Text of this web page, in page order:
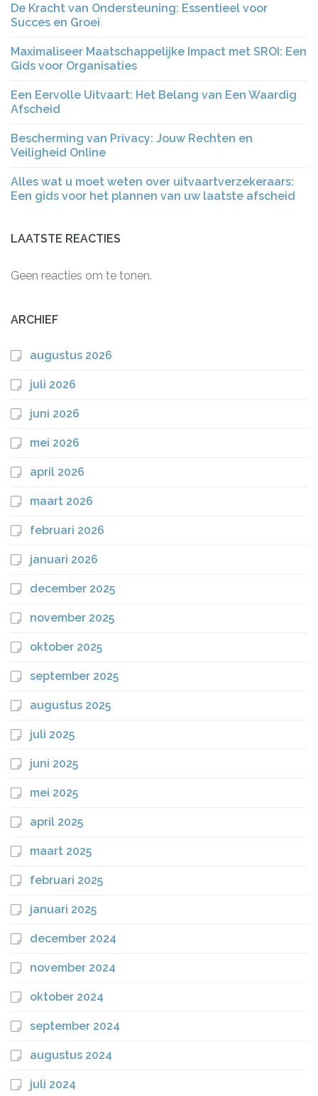
De Kracht van Ondersteuning: Essentieel voor
Succes en Groei
Maximaliseer Maatschappelijke Impact met SROI: Een
Gids voor Organisaties
Een Eervolle Uitvaart: Het Belang van Een Waardig
Afscheid
Bescherming van Privacy: Jouw Rechten en
Veiligheid Online
Alles wat u moet weten over uitvaartverzekeraars:
Een gids voor het plannen van uw laatste afscheid
LAATSTE REACTIES
Geen reacties om te tonen.
ARCHIEF
augustus 2026
juli 2026
juni 2026
mei 2026
april 2026
maart 2026
februari 2026
januari 2026
december 2025
november 2025
oktober 2025
september 2025
augustus 2025
juli 2025
juni 2025
mei 2025
april 2025
maart 2025
februari 2025
januari 2025
december 2024
november 2024
oktober 2024
september 2024
augustus 2024
juli 2024